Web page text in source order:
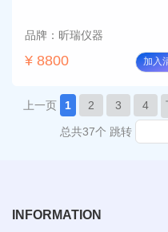
品牌：昕瑞仪器
¥ 8800 加入
上一页 1 2 3 4
总共37个 跳转
INFORMATION